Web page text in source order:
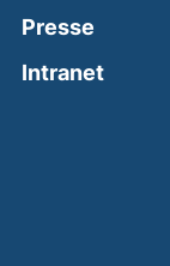
Presse
Intranet